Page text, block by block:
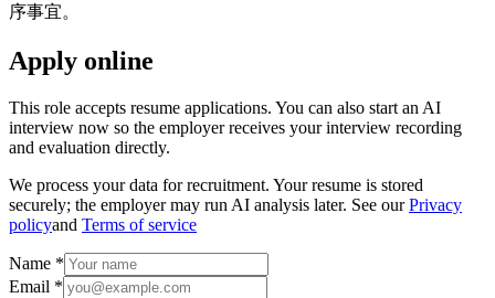
序事宜。
Apply online
This role accepts resume applications. You can also start an AI
interview now so the employer receives your interview recording
and evaluation directly.
We process your data for recruitment. Your resume is stored
securely; the employer may run AI analysis later. See our Privacy
policyand Terms of service
Name *
Email *